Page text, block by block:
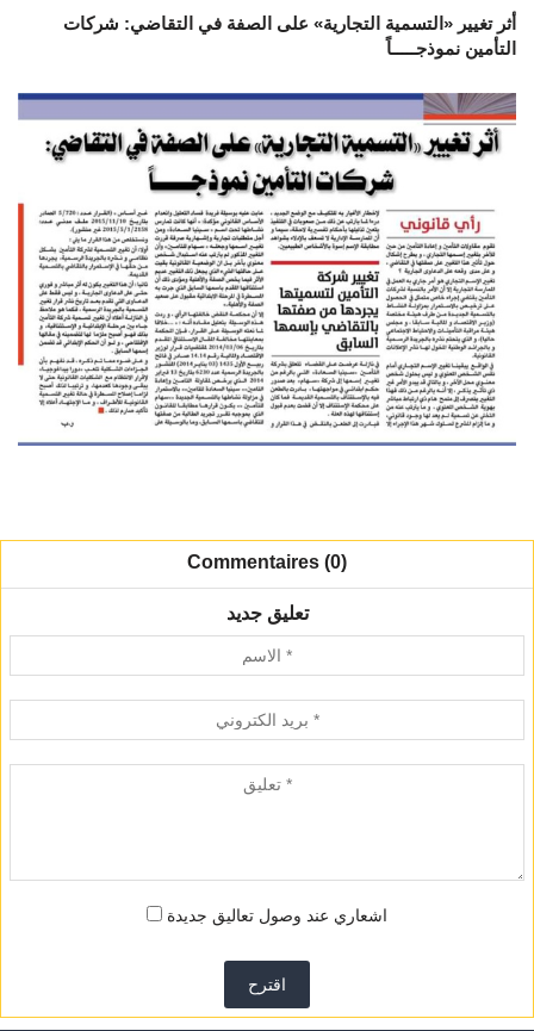
أثر تغيير «التسمية التجارية» على الصفة في التقاضي: شركات
التأمين نموذجـــــاً
Commentaires (0)
تعليق جديد
اشعاري عند وصول تعاليق جديدة
اقترح